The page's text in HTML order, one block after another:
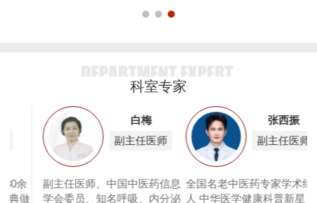
科室专家
张西振
副主任医师
全国名老中医药专家学术继承
人 中华医学健康科普新星 担
唐怀瑞
主治医师
唐怀瑞，从事精神心理临床工
作30余年，曾在南京铁道医学